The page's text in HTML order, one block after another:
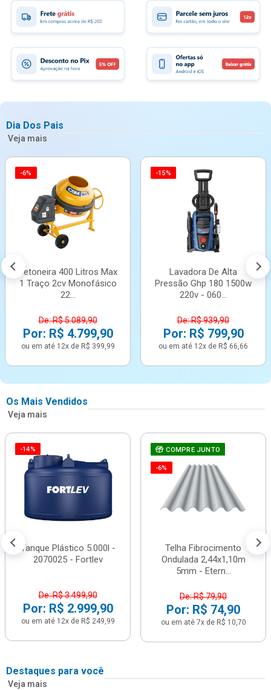
Dia Dos Pais
Veja mais
-6%
Betoneira 400 Litros Max
1 Traço 2cv Monofásico
22...
De: R$ 5.089,90
Por: R$ 4.799,90
ou em até 12x de R$ 399,99
-15%
Lavadora De Alta
Pressão Ghp 180 1500w
220v - 060...
De: R$ 939,90
Por: R$ 799,90
ou em até 12x de R$ 66,66
Os Mais Vendidos
Veja mais
-14%
Tanque Plástico 5.000l -
2070025 - Fortlev
De: R$ 3.499,90
Por: R$ 2.999,90
ou em até 12x de R$ 249,99
COMPRE JUNTO
-6%
Telha Fibrocimento
Ondulada 2,44x1,10m
5mm - Etern...
De: R$ 79,90
Por: R$ 74,90
ou em até 7x de R$ 10,70
Destaques para você
Veja mais